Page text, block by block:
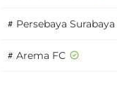
# Persebaya Surabaya
# Arema FC